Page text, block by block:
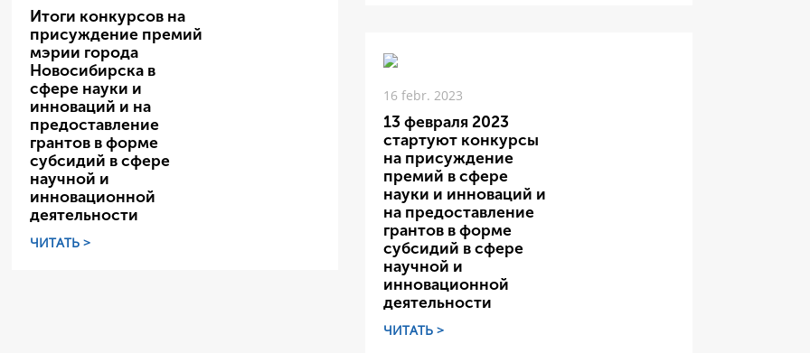
Итоги конкурсов на
присуждение премий
мэрии города
Новосибирска в
сфере науки и
инноваций и на
предоставление
грантов в форме
субсидий в сфере
научной и
инновационной
деятельности
ЧИТАТЬ >
16 febr. 2023
13 февраля 2023
стартуют конкурсы
на присуждение
премий в сфере
науки и инноваций и
на предоставление
грантов в форме
субсидий в сфере
научной и
инновационной
деятельности
ЧИТАТЬ >